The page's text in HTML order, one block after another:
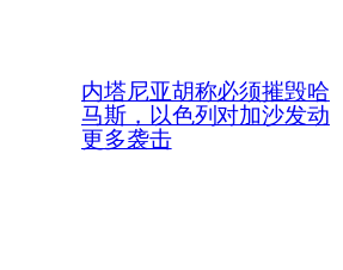
内塔尼亚胡称必须摧毁哈
马斯，以色列对加沙发动
更多袭击